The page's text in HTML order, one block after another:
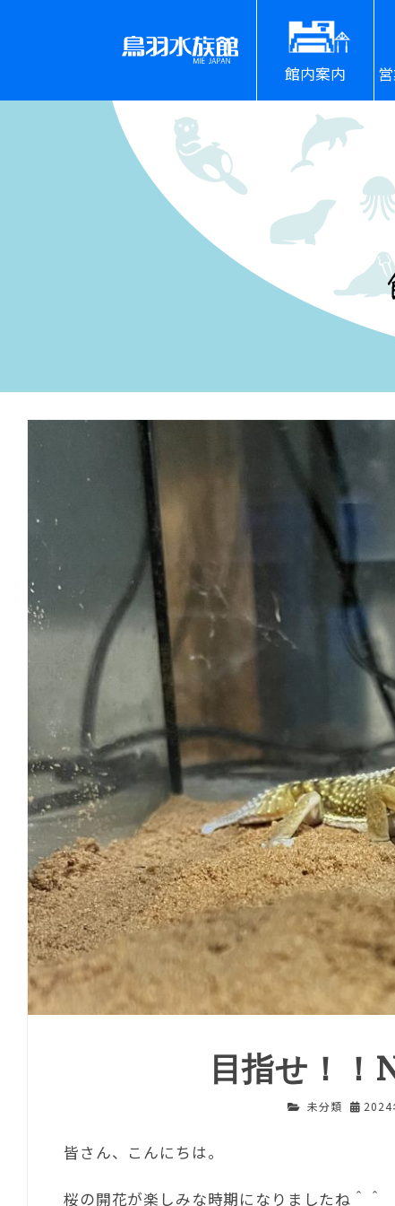
館内案内
目指せ！
未分類 2024
皆さん、こんにちは。
桜の開花が楽しみな時期になりましたね＾＾